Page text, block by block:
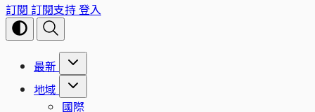
訂閱 訂閱支持登入
最新
地域
國際